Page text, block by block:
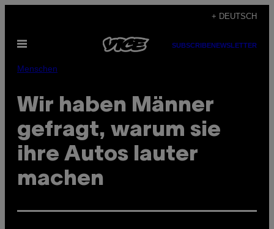
content
+ DEUTSCH
Open
SUBSCRIBENEWSLETTER
Menschen
Wir haben Männer
gefragt, warum sie
ihre Autos lauter
machen